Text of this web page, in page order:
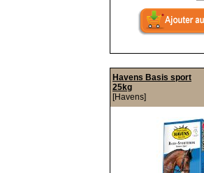
Havens Basis sport
25kg
[Havens]